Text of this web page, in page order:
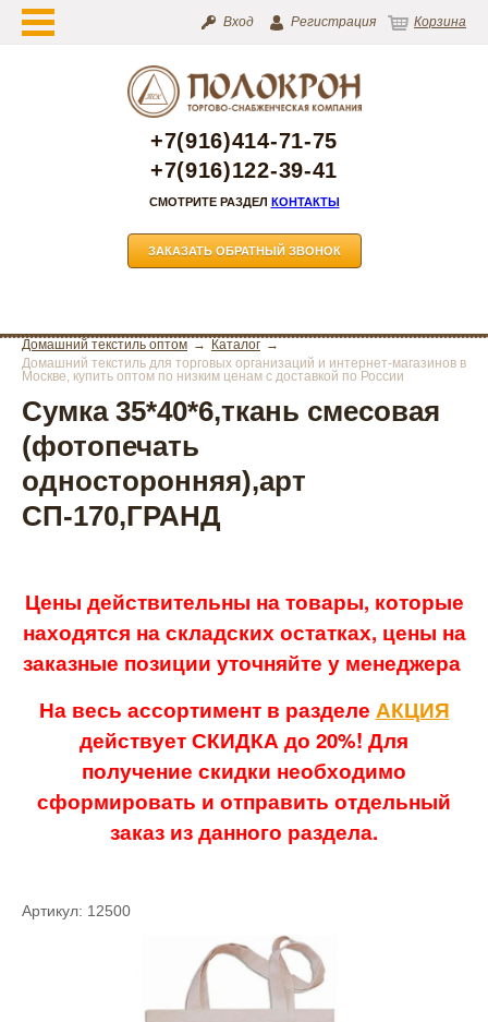
Вход Регистрация Корзина
+7(916)414-71-75
+7(916)122-39-41
СМОТРИТЕ РАЗДЕЛ КОНТАКТЫ
ЗАКАЗАТЬ ОБРАТНЫЙ ЗВОНОК
Домашний текстиль оптом
Каталог
Домашний текстиль для торговых организаций и интернет-магазинов в
Москве, купить оптом по низким ценам с доставкой по России
Сумка 35*40*6,ткань смесовая
(фотопечать
односторонняя),арт
СП-170,ГРАНД
Цены действительны на товары, которые
находятся на складских остатках, цены на
заказные позиции уточняйте у менеджера
На весь ассортимент в разделе АКЦИЯ
действует СКИДКА до 20%! Для
получение скидки необходимо
сформировать и отправить отдельный
заказ из данного раздела.
Артикул: 12500